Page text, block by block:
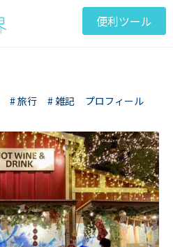
便利ツール
# 旅行 # 雑記 プロフィール